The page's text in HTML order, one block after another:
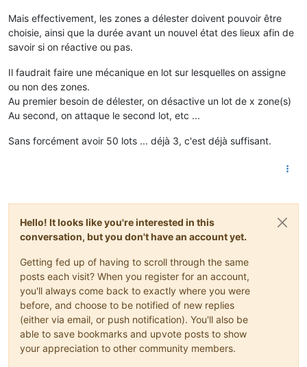
Mais effectivement, les zones a délester doivent pouvoir être
choisie, ainsi que la durée avant un nouvel état des lieux afin de
savoir si on réactive ou pas.
Il faudrait faire une mécanique en lot sur lesquelles on assigne
ou non des zones.
Au premier besoin de délester, on désactive un lot de x zone(s)
Au second, on attaque le second lot, etc ...
Sans forcément avoir 50 lots ... déjà 3, c'est déjà suffisant.
Hello! It looks like you're interested in this
conversation, but you don't have an account yet.
Getting fed up of having to scroll through the same
posts each visit? When you register for an account,
you'll always come back to exactly where you were
before, and choose to be notified of new replies
(either via email, or push notification). You'll also be
able to save bookmarks and upvote posts to show
your appreciation to other community members.